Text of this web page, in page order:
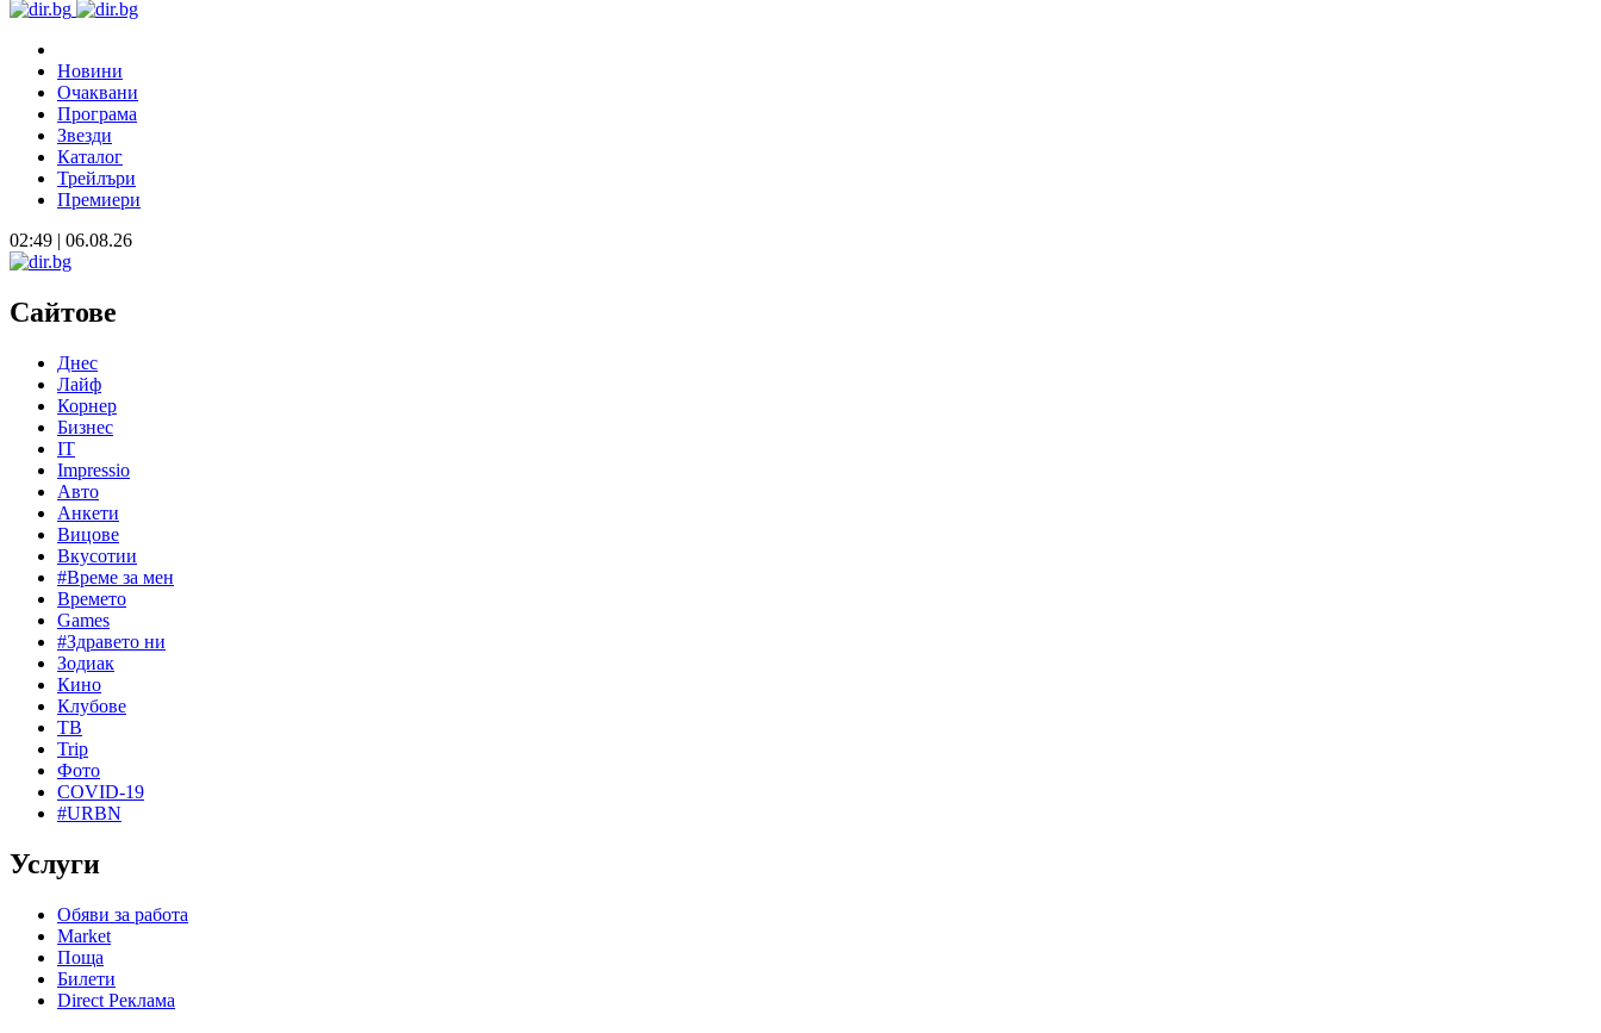
Новини
Очаквани
Програма
Звезди
Каталог
Трейлъри
Премиери
02:49 | 06.08.26
Сайтове
Днес
Лайф
Корнер
Бизнес
IT
Impressio
Авто
Анкети
Вицове
Вкусотии
#Време за мен
Времето
Games
#Здравето ни
Зодиак
Кино
Клубове
ТВ
Trip
Фото
COVID-19
#URBN
Услуги
Обяви за работа
Market
Поща
Билети
Direct Реклама